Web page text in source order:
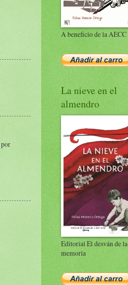
por
A beneficio de la AECC
La nieve en el
almendro
Editorial El desván de la
memoria